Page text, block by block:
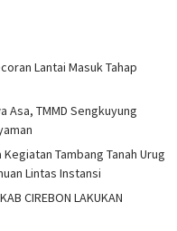
Lantai Masuk Tahap
Asa, TMMD Sengkuyung
Tambang Tanah Urug
Lintas Instansi
CIREBON LAKUKAN